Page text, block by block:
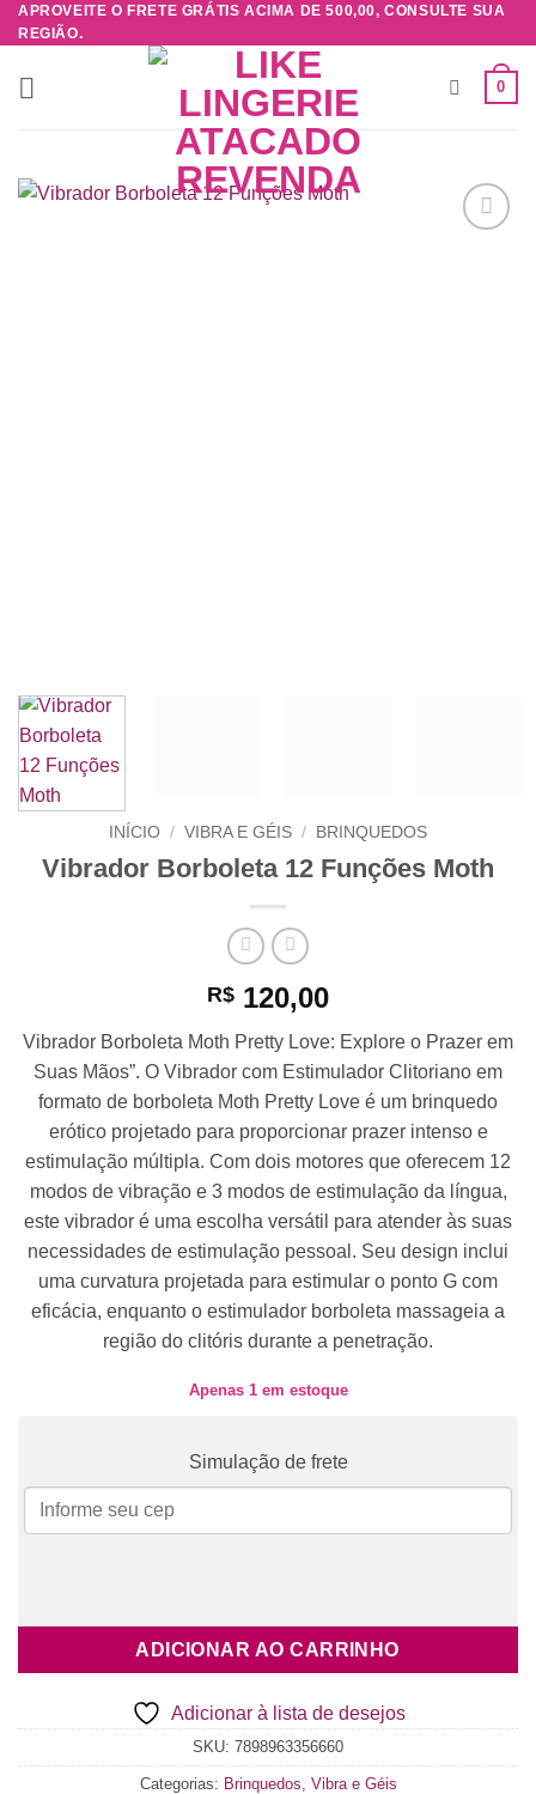
Skip
to
content
APROVEITE O FRETE GRÁTIS ACIMA DE 500,00, CONSULTE SUA
REGIÃO.
0
INÍCIO / VIBRA E GÉIS / BRINQUEDOS
Vibrador Borboleta 12 Funções Moth
R$ 120,00
Vibrador Borboleta Moth Pretty Love: Explore o Prazer em
Suas Mãos”. O Vibrador com Estimulador Clitoriano em
formato de borboleta Moth Pretty Love é um brinquedo
erótico projetado para proporcionar prazer intenso e
estimulação múltipla. Com dois motores que oferecem 12
modos de vibração e 3 modos de estimulação da língua,
este vibrador é uma escolha versátil para atender às suas
necessidades de estimulação pessoal. Seu design inclui
uma curvatura projetada para estimular o ponto G com
eficácia, enquanto o estimulador borboleta massageia a
região do clitóris durante a penetração.
Apenas 1 em estoque
Simulação de frete
ADICIONAR AO CARRINHO
Adicionar à lista de desejos
SKU: 7898963356660
Categorias: Brinquedos Vibra e Géis